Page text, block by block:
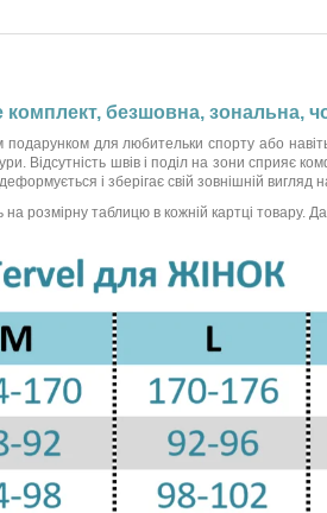
комплект, безшовна, зональна,
подарунком для любительки спорту або
Відсутність швів і поділ на зони сприяє
і зберігає свій зовнішній вигляд
на розмірну таблицю в кожній картці товару.